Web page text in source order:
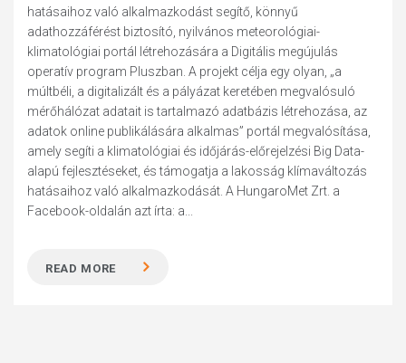
hatásaihoz való alkalmazkodást segítő, könnyű
adathozzáférést biztosító, nyilvános meteorológiai-
klimatológiai portál létrehozására a Digitális megújulás
operatív program Pluszban. A projekt célja egy olyan, „a
múltbéli, a digitalizált és a pályázat keretében megvalósuló
mérőhálózat adatait is tartalmazó adatbázis létrehozása, az
adatok online publikálására alkalmas” portál megvalósítása,
amely segíti a klimatológiai és időjárás-előrejelzési Big Data-
alapú fejlesztéseket, és támogatja a lakosság klímaváltozás
hatásaihoz való alkalmazkodását. A HungaroMet Zrt. a
Facebook-oldalán azt írta: a...
READ MORE